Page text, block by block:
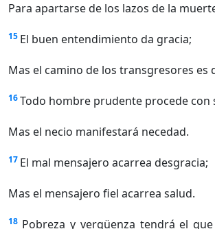
Para apartarse de los lazos de la
15 El buen entendimiento da gracia;
Mas el camino de los transgresores es
16Todo hombre prudente procede con
Mas el necio manifestará necedad.
17 El mal mensajero acarrea desgracia;
Mas el mensajero fiel acarrea salud.
18 Pobreza y vergüenza tendrá el